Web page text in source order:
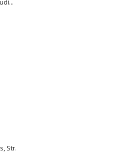
Str.